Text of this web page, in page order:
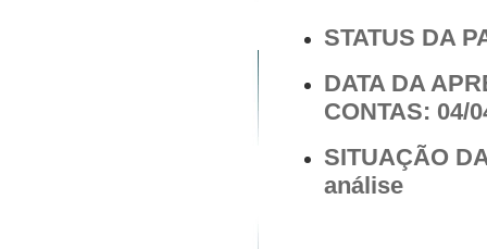
STATUS DA
DATA DA
CONTAS: 04/
SITUAÇÃO
análise